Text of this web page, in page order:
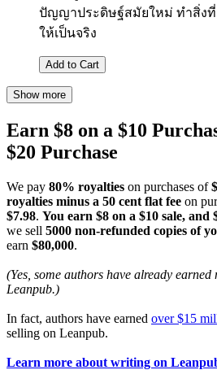
ปัญญาประดิษฐ์สมัยใหม่ ทำสิ่ง
ให้เป็นจริง
Add to Cart
Show more
Earn $8 on a $10
$20 Purchase
We pay 80% royalties on purchases of
royalties minus a 50 cent flat fee on
$7.98. You earn $8 on a $10 sale, and
we sell 5000 non-refunded copies of
earn $80,000.
(Yes, some authors have already
Leanpub.)
In fact, authors have earned over $15
selling on Leanpub.
Learn more about writing on